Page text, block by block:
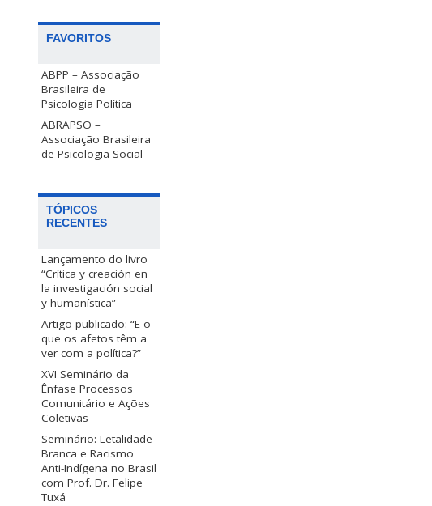
FAVORITOS
ABPP – Associação
Brasileira de
Psicologia Política
ABRAPSO –
Associação Brasileira
de Psicologia Social
TÓPICOS
RECENTES
Lançamento do livro
“Crítica y creación en
la investigación social
y humanística”
Artigo publicado: “E o
que os afetos têm a
ver com a política?”
XVI Seminário da
Ênfase Processos
Comunitário e Ações
Coletivas
Seminário: Letalidade
Branca e Racismo
Anti-Indígena no Brasil
com Prof. Dr. Felipe
Tuxá